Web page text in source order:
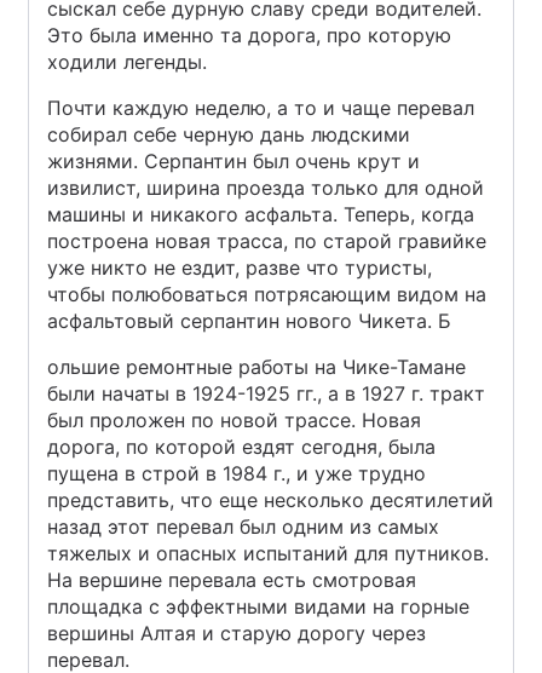
сыскал себе дурную славу среди водителей.
Это была именно та дорога, про которую
ходили легенды.
Почти каждую неделю, а то и чаще перевал
собирал себе черную дань людскими
жизнями. Серпантин был очень крут и
извилист, ширина проезда только для одной
машины и никакого асфальта. Теперь, когда
построена новая трасса, по старой гравийке
уже никто не ездит, разве что туристы,
чтобы полюбоваться потрясающим видом на
асфальтовый серпантин нового Чикета. Б
ольшие ремонтные работы на Чике-Тамане
были начаты в 1924-1925 гг., а в 1927 г. тракт
был проложен по новой трассе. Новая
дорога, по которой ездят сегодня, была
пущена в строй в 1984 г., и уже трудно
представить, что еще несколько десятилетий
назад этот перевал был одним из самых
тяжелых и опасных испытаний для путников.
На вершине перевала есть смотровая
площадка с эффектными видами на горные
вершины Алтая и старую дорогу через
перевал.